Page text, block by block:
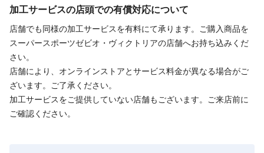
加工サービスの店頭での有償対応について
店舗でも同様の加工サービスを有料にて承ります。ご購入商品を
スーパースポーツゼビオ・ヴィクトリアの店舗へお持ち込みくだ
さい。
店舗により、オンラインストアとサービス料金が異なる場合がご
ざいます。ご了承ください。
加工サービスをご提供していない店舗もございます。ご来店前に
ご確認ください。